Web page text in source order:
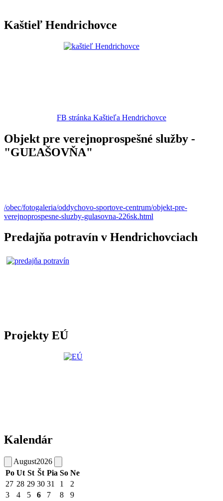
Kaštieľ Hendrichovce
FB stránka Kaštieľa Hendrichovce
Objekt pre verejnoprospešné služby -
"GUĽAŠOVŇA"
/obec/fotogaleria/oddychovo-sportove-centrum/objekt-pre-
verejnoprospesne-sluzby-gulasovna-226sk.html
Predajňa potravín v Hendrichovciach
Projekty EÚ
Kalendár
August2026
Po Ut St Št Pia So Ne
27 28 29 30 31 1
2
3
4 5 6 7 8
9